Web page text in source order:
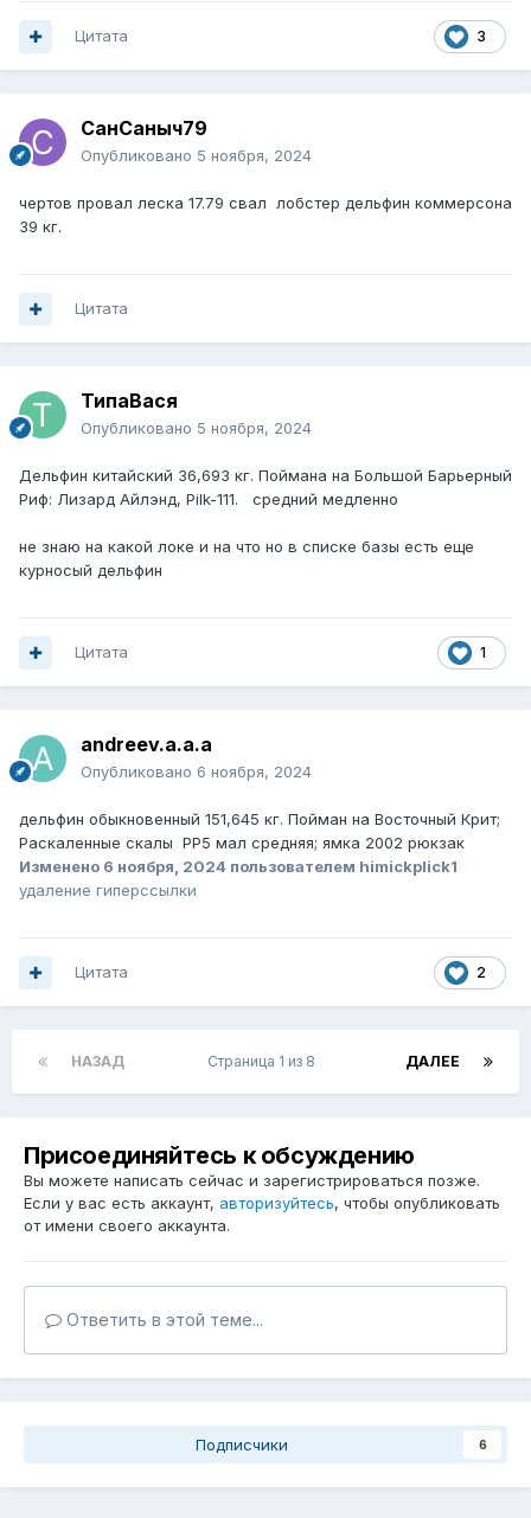
3
Цитата
СанСаныч79
Опубликовано 5 ноября, 2024
чертов провал леска 17.79 свал лобстер дельфин коммерсона
39 кг.
Цитата
ТипаВася
Опубликовано 5 ноября, 2024
Дельфин китайский 36,693 кг. Поймана на Большой Барьерный
Риф: Лизард Айлэнд, Pilk-111. средний медленно
не знаю на какой локе и на что но в списке базы есть еще
курносый дельфин
1
Цитата
andreev.a.a.a
Опубликовано 6 ноября, 2024
дельфин обыкновенный 151,645 кг. Пойман на Восточный Крит;
Раскаленные скалы РР5 мал средняя; ямка 2002 рюкзак
Изменено 6 ноября, 2024 пользователем himickplick1
удаление гиперссылки
2
Цитата
НАЗАД ДАЛЕЕ
Страница 1 из 8
Присоединяйтесь к обсуждению
Вы можете написать сейчас и зарегистрироваться позже.
Если у вас есть аккаунт, авторизуйтесь, чтобы опубликовать
от имени своего аккаунта.
Ответить в этой теме...
Подписчики 6